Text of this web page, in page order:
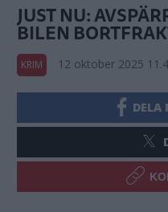
JUST NU:
BILEN
KRIM 12 oktober 2025
DELA